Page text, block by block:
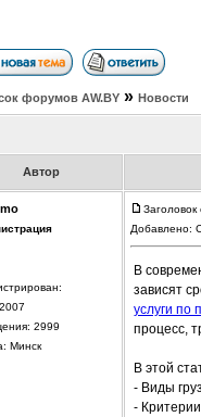
форумов АW.BY» Новости
Автор
2999
Минск
Заголовок
Добавлено:
В
зависят
услуги по
процесс,
В этой
- Виды
-